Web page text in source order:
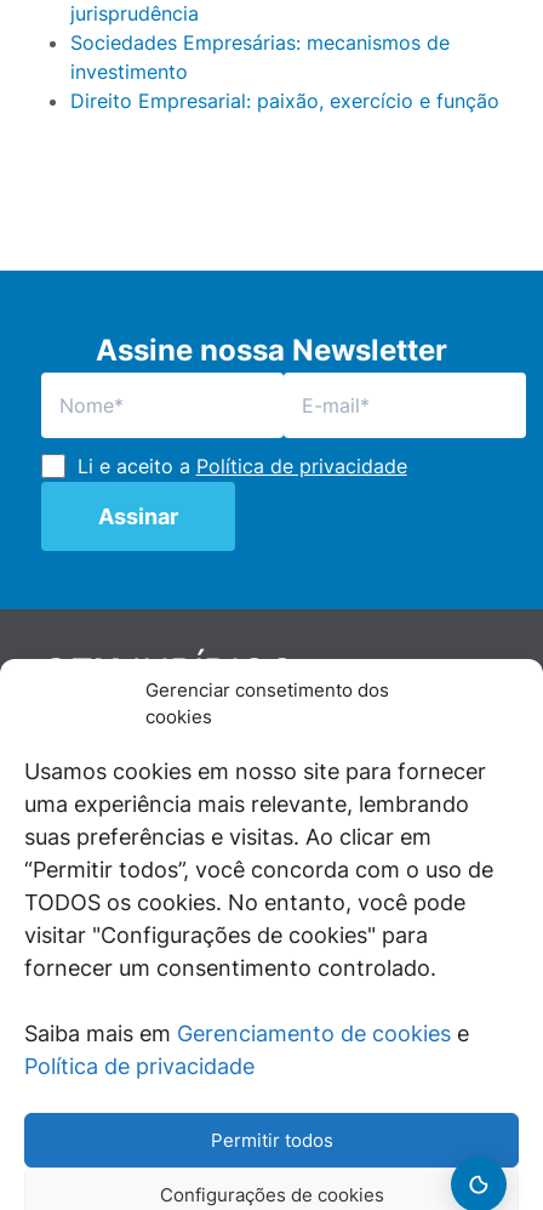
Gerenciar consetimento dos
cookies
Usamos cookies em nosso site para fornecer
uma experiência mais relevante, lembrando
suas preferências e visitas. Ao clicar em
“Permitir todos”, você concorda com o uso de
TODOS os cookies. No entanto, você pode
visitar "Configurações de cookies" para
fornecer um consentimento controlado.
Saiba mais em Gerenciamento de cookies e
Política de privacidade
Permitir todos
Configurações de cookies
jurisprudência
Sociedades Empresárias: mecanismos de
investimento
Direito Empresarial: paixão, exercício e função
Assine nossa Newsletter
Li e aceito a Política de privacidade
GENJURÍDICO
De maneira independente, os autores e
juristas e doutrinadores nacionais, se posicionam
diante de questões relevantes do cotidiano e
universo jurídico.
SIGA